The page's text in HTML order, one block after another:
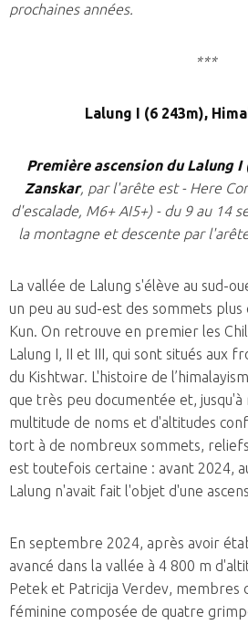
prochaines années.
***
Lalung I (6 243m),
Première ascension du Lalung I
Zanskar, par l'arête est - Here
d'escalade, M6+ AI5+) - du 9 au 14
la montagne et descente par
La vallée de Lalung s'élève au sud-
un peu au sud-est des sommets
Kun. On retrouve en premier les
Lalung I, II et III, qui sont situés aux
du Kishtwar. L'histoire de
que très peu documentée et,
multitude de noms et d'altitudes
tort à de nombreux sommets,
est toutefois certaine : avant 2024,
Lalung n'avait fait l'objet d'une
En septembre 2024, après avoir
avancé dans la vallée à 4 800 m
Petek et Patricija Verdev, membres
féminine composée de quatre